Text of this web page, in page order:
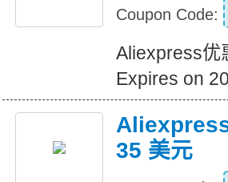
Coupon Code:
Aliexpress优
Expires on
35 美元